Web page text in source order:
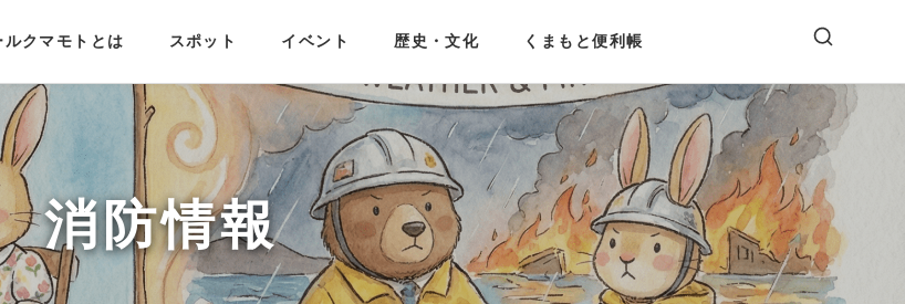
ルクマモトとは スポット イベント 歴史・文化 くまもと便利帳
消防情報